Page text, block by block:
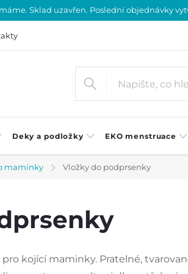
Sklad uzavřen. Poslední objednávky
Deky a podložky EKO menstruace
maminky Vložky do podprsenky
pro kojící maminky. Pratelné,